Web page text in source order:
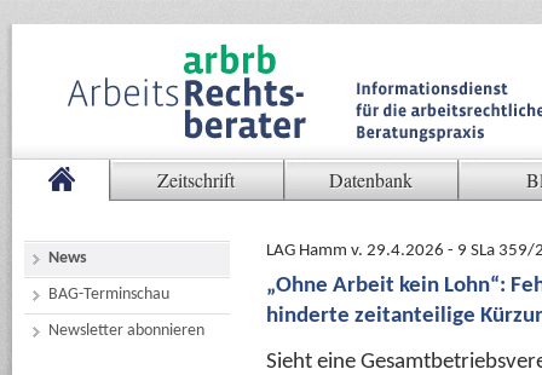
Zeitschrift Datenbank
News
BAG-Terminschau
Newsletter abonnieren
LAG Hamm v. 29.4.2026 - 9 SLa 359/
„Ohne Arbeit kein Lohn“:
hinderte zeitanteilige
Sieht eine